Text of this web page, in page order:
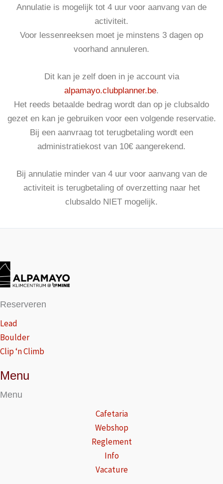
Annulatie is mogelijk tot 4 uur voor aanvang van de
activiteit.
Voor lessenreeksen moet je minstens 3 dagen op
voorhand annuleren.
Dit kan je zelf doen in je account via
alpamayo.clubplanner.be.
Het reeds betaalde bedrag wordt dan op je clubsaldo
gezet en kan je gebruiken voor een volgende reservatie.
Bij een aanvraag tot terugbetaling wordt een
administratiekost van 10€ aangerekend.
Bij annulatie minder van 4 uur voor aanvang van de
activiteit is terugbetaling of overzetting naar het
clubsaldo NIET mogelijk.
Reserveren
Lead
Boulder
Clip ‘n Climb
Menu
Menu
Cafetaria
Webshop
Reglement
Info
Vacature